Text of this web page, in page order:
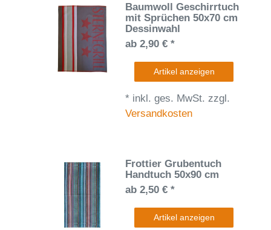
Baumwoll Geschirrtuch
mit Sprüchen 50x70 cm
Dessinwahl
ab 2,90 € *
Artikel anzeigen
* inkl. ges. MwSt. zzgl.
Versandkosten
Frottier Grubentuch
Handtuch 50x90 cm
ab 2,50 € *
Artikel anzeigen